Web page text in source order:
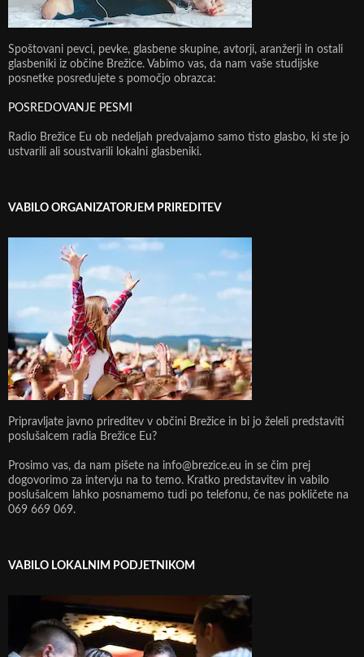
Spoštovani pevci, pevke, glasbene skupine, avtorji, aranžerji in ostali
glasbeniki iz občine Brežice. Vabimo vas, da nam vaše studijske
posnetke posredujete s pomočjo obrazca:
POSREDOVANJE PESMI
Radio Brežice Eu ob nedeljah predvajamo samo tisto glasbo, ki ste jo
ustvarili ali soustvarili lokalni glasbeniki.
VABILO ORGANIZATORJEM PRIREDITEV
Pripravljate javno prireditev v občini Brežice in bi jo želeli predstaviti
poslušalcem radia Brežice Eu?
Prosimo vas, da nam pišete na info@brezice.eu in se čim prej
dogovorimo za intervju na to temo. Kratko predstavitev in vabilo
poslušalcem lahko posnamemo tudi po telefonu, če nas pokličete na
069 669 069.
VABILO LOKALNIM PODJETNIKOM